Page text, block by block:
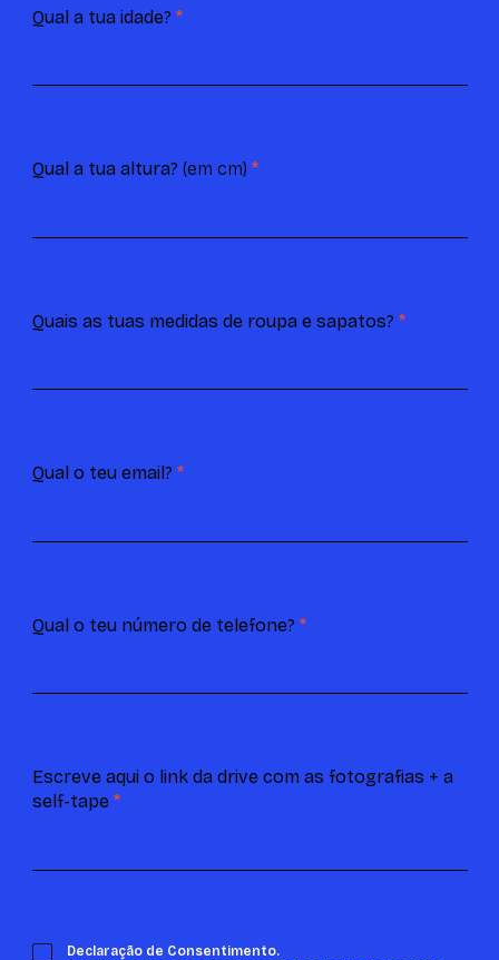
Qual a tua idade? *
Qual a tua altura? (em cm) *
Quais as tuas medidas de roupa e sapatos? *
Qual o teu email? *
Qual o teu número de telefone? *
Escreve aqui o link da drive com as fotografias + a
self-tape *
Declaração de Consentimento.